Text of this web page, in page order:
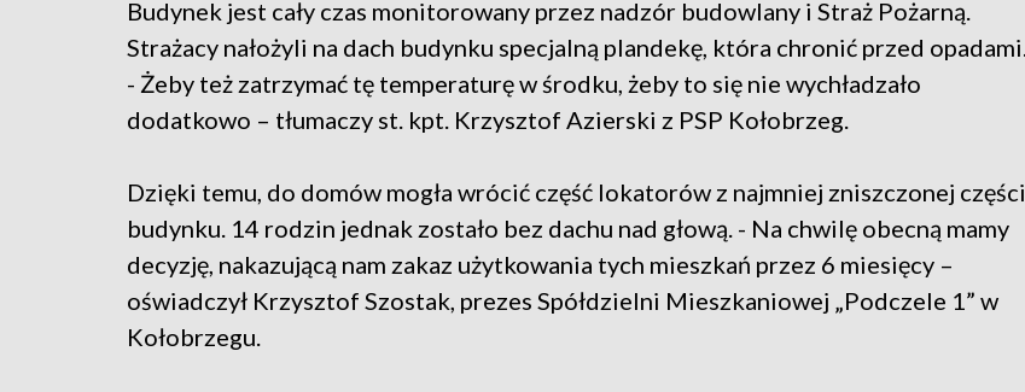
Budynek jest cały czas monitorowany przez nadzór budowlany i Straż Pożarną.
Strażacy nałożyli na dach budynku specjalną plandekę, która chronić przed opadami.
- Żeby też zatrzymać tę temperaturę w środku, żeby to się nie wychładzało
dodatkowo – tłumaczy st. kpt. Krzysztof Azierski z PSP Kołobrzeg.
Dzięki temu, do domów mogła wrócić część lokatorów z najmniej zniszczonej części
budynku. 14 rodzin jednak zostało bez dachu nad głową. - Na chwilę obecną mamy
decyzję, nakazującą nam zakaz użytkowania tych mieszkań przez 6 miesięcy –
oświadczył Krzysztof Szostak, prezes Spółdzielni Mieszkaniowej „Podczele 1” w
Kołobrzegu.